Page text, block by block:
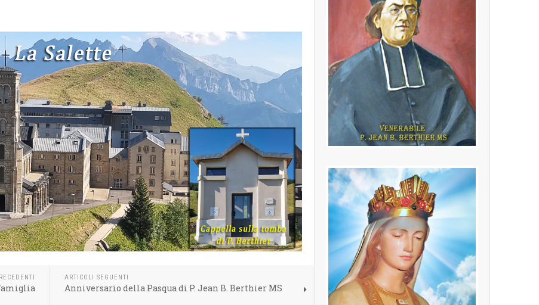
ARTICOLI SEGUENTI
Anniversario della Pasqua di P. Jean B. Berthier MS
P. Jean Baptiste
Berthier MS
(24.02.1846 - 16.10.1908) Fondatore
della Congregazione dei Missionari
della Sacra Famiglia
LEGGI PIÙ